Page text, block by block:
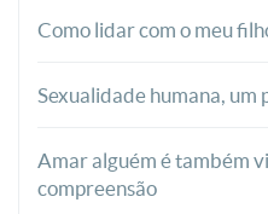
Como lidar com o meu
Sexualidade humana, um
Amar alguém é também
compreensão